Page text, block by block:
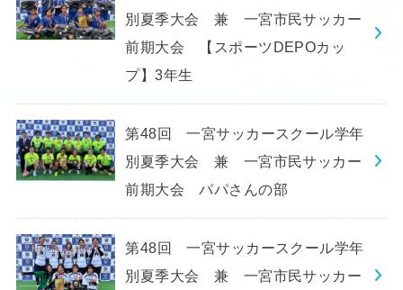
別夏季大会 兼 一宮市民サッカー
前期大会 【スポーツDEPOカッ
プ】3年生
第48回 一宮サッカースクール学年
別夏季大会 兼 一宮市民サッカー
前期大会 パパさんの部
第48回 一宮サッカースクール学年
別夏季大会 兼 一宮市民サッカー